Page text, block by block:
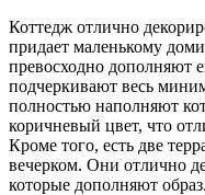
Коттедж отлично
придает маленькому
превосходно дополняют
подчеркивают весь
полностью наполняют
коричневый цвет, что
Кроме того, есть две
вечерком. Они отлично
которые дополняют образ.